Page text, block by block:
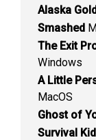
Alaska
Smashed
The Exit
Windows
A Little
MacOS
Ghost of
Survival